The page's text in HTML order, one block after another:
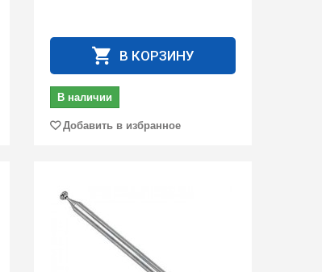
В КОРЗИНУ
В наличии
Добавить в избранное